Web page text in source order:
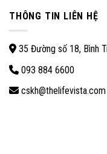
THÔNG TIN LIÊN HỆ
35 Đường số 18, Bình
093 884 6600
cskh@thelifevista.com